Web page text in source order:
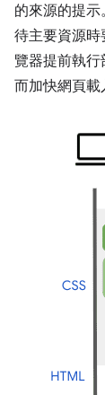
的來源的提
待主要資源時
覽器提前執
而加快網頁載